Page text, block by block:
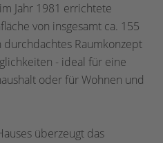
Jahr 1981 errichtete
von insgesamt ca. 155
Raumkonzept
- ideal für eine
oder für Wohnen und
überzeugt das